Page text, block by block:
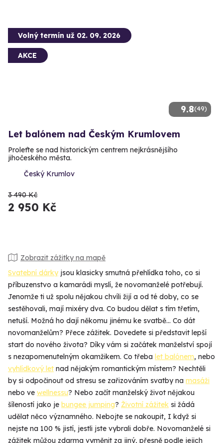
9.8(49)
Volný termín už 02. 09. 2026
AKCE
Let balónem nad Českým Krumlovem
Proleťte se nad historickým centrem nejkrásnějšího
jihočeského města.
Český Krumlov
3 490 Kč
2 950 Kč
Zobrazit zážitky na mapě
Svatební dárky jsou klasicky smutná přehlídka toho, co si
příbuzenstvo a kamarádi myslí, že novomanželé potřebují.
Jenomže ti už spolu nějakou chvíli žijí a od té doby, co se
sestěhovali, mají mixéry dva. Co budou dělat s tím třetím,
netuší. Možná ho dají někomu jinému ke svatbě... Co dát
novomanželům? Přece zážitek. Dovedete si představit lepší
start do nového života? Díky vám si začátek manželství spojí
s nezapomenutelným okamžikem. Co třeba let balónem, nebo
vyhlídkový let nad nějakým romantickým místem? Nechtěli
by si odpočinout od stresu se zařizováním svatby na masáži
nebo ve wellnessu? Nebo začít manželský život nějakou
šíleností jako je bungee jumping? Životní zážitek si žádá
udělat něco významného. Nebojte se nakoupit, I když si
nejste na 100 % jistí, jestli jste vybrali dobře. Novomanželé si
zážitek můžou zdarma vyměnit za jiný, přesně podle jejich